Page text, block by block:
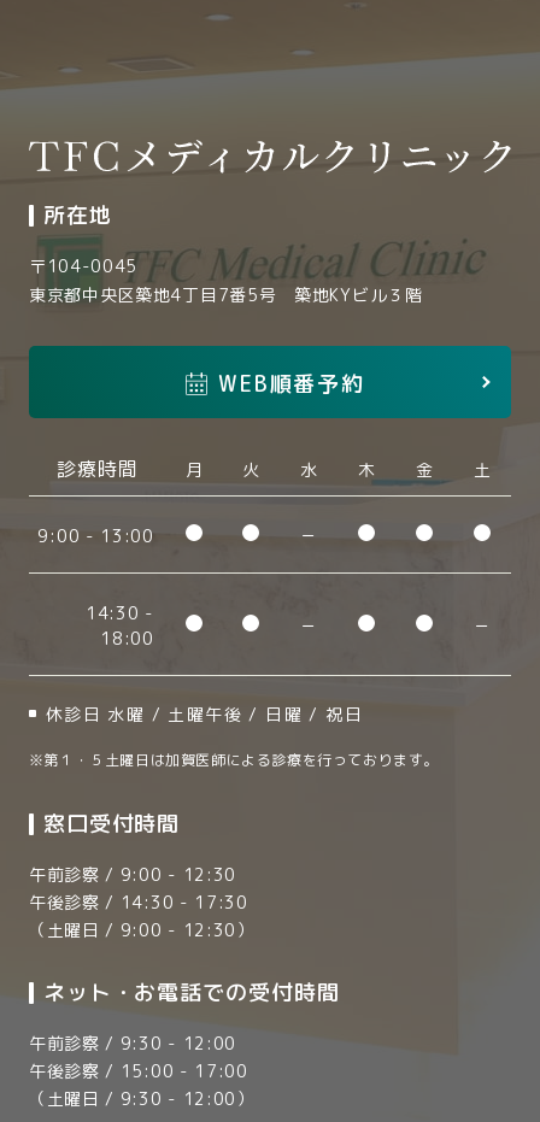
所在地
〒 104-0045
東京都中央区築地4丁目7番5号 築地KYビル３階
WEB順番予約
診療時間 月 火 水 木 金 土
9:00 - 13:00 −
14:30 -
18:00
− −
休診日 水曜 / 土曜午後 / 日曜 / 祝日
※第１・５土曜日は加賀医師による診療を行っております。
窓口受付時間
午前診察 / 9:00 - 12:30
午後診察 / 14:30 - 17:30
（土曜日 / 9:00 - 12:30）
ネット・お電話での受付時間
午前診察 / 9:30 - 12:00
午後診察 / 15:00 - 17:00
（土曜日 / 9:30 - 12:00）